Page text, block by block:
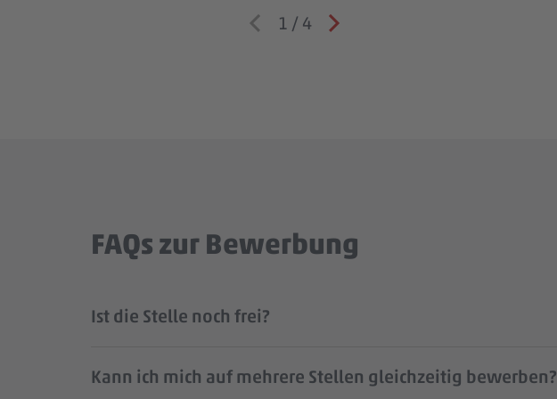
1 / 4
FAQs zur Bewerbung
Ist die Stelle noch frei?
Kann ich mich auf mehrere Stellen gleichzeitig bewerben?